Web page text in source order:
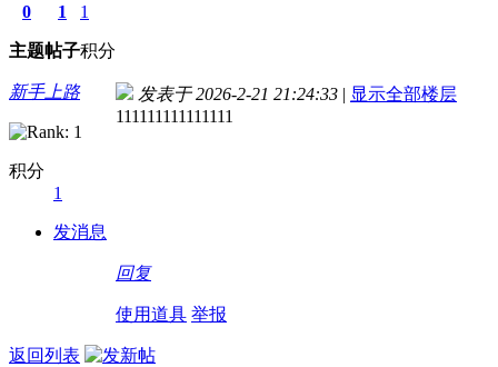
0
主题
1
帖子
1
积分
新手上路
积分
1
发消息
发表于 2026-2-21 21:24:33 | 显示全部楼层
111111111111111
回复
使用道具 举报
返回列表